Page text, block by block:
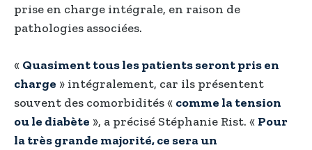
prise en charge intégrale, en raison de
pathologies associées.
« Quasiment tous les patients seront pris en
charge » intégralement, car ils présentent
souvent des comorbidités « comme la tension
ou le diabète », a précisé Stéphanie Rist. « Pour
la très grande majorité, ce sera un